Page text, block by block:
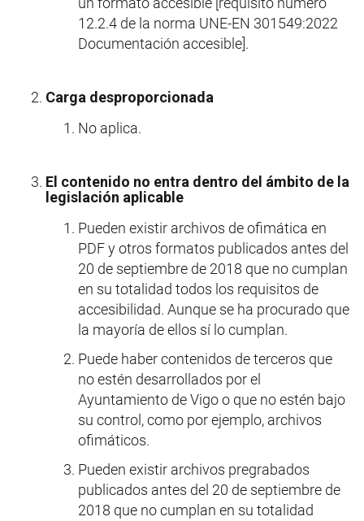
12.2.4 de la norma UNE-EN 301549:2022
Documentación accesible].
Carga desproporcionada
No aplica.
El contenido no entra dentro del ámbito de la
legislación aplicable
Pueden existir archivos de ofimática en
PDF y otros formatos publicados antes del
20 de septiembre de 2018 que no cumplan
en su totalidad todos los requisitos de
accesibilidad. Aunque se ha procurado que
la mayoría de ellos sí lo cumplan.
Puede haber contenidos de terceros que
no estén desarrollados porel
Ayuntamiento de Vigoo que no estén bajo
su control, como por ejemplo, archivos
ofimáticos.
Pueden existir archivos pregrabados
publicados antes del 20 de septiembre de
2018 que no cumplan en su totalidad